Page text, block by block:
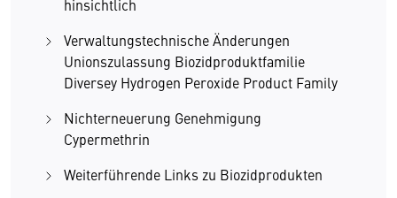
hinsichtlich
Verwaltungstechnische Änderungen
Unionszulassung Biozidproduktfamilie
Diversey Hydrogen Peroxide Product Family
Nichterneuerung Genehmigung
Cypermethrin
Weiterführende Links zu Biozidprodukten